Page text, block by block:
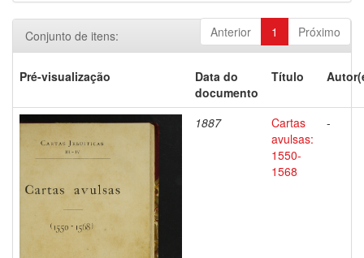
Anterior 1 Próximo
Conjunto de itens:
Pré-visualização
Data do
documento
Título
1887
Cartas
avulsas:
1550-
1568
-